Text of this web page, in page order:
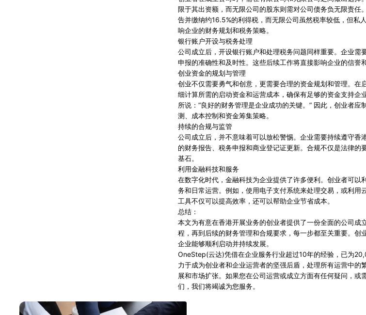
限于其出资额，而无限公司的股东则需对公司债务负无限责任
告并缴纳约16.5%的利得税，而无限公司虽然税率较低，但私
响企业的财务规划和税务策略。
银行账户开设与税务处理
公司成立后，开设银行账户和处理税务问题同样重要。企业需
申报的准确性和及时性。这些后续工作将直接影响企业的信誉
创业资金的规划与管理
创业不仅需要勇气和创意，更需要合理的资金规划和管理。在
细计算所需的启动资金和运营成本，确保有足够的资金支持企
所说：“良好的财务管理是企业成功的关键。” 因此，创业者应
测、成本控制和资金筹集策略。
持续的合规与监管
公司成立后，并不意味着可以放松警惕。企业需要持续遵守香
的财务报告、税务申报和商业登记证更新。合规不仅是法律的
基石。
利用金融科技和服务
在数字化时代，金融科技为企业提供了许多便利。创业者可以
务和日常运营。例如，使用电子支付系统来处理交易，或利用
工具不仅可以提高效率，还可以帮助企业节省成本。
总结：
本文为有意在香港开展业务的创业者提供了一份全面的公司成
程，再到后续的财务管理和合规要求，每一步都至关重要。创
企业能够顺利启动并持续发展。
OneStep(云达)凭借在企业服务行业超过10年的经验，已为
力于成为创业者和企业运营者的坚强后盾，处理所有运营中的
展和市场扩张。如果您在公司运营或成立方面有任何疑问，或
们，我们将竭诚为您服务。